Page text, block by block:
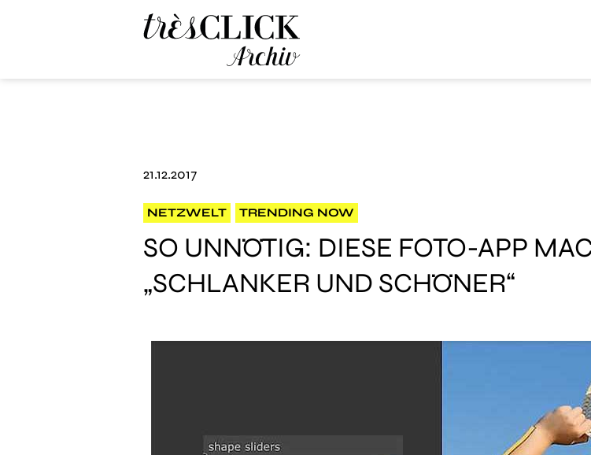
21.12.2017
NETZWELT TRENDING NOW
SO UNNÖTIG: DIESE FOTO-APP
„SCHLANKER UND SCHÖNER“